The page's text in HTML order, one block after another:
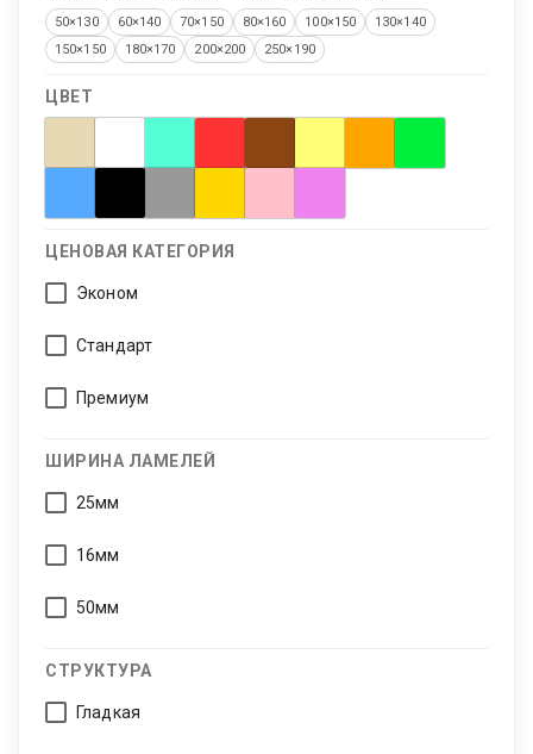
50×130
60×140 70×150 80×160 100×150
130×140
150×150
180×170 200×200 250×190
ЦВЕТ
ЦЕНОВАЯ КАТЕГОРИЯ
Эконом
Стандарт
Премиум
ШИРИНА ЛАМЕЛЕЙ
25мм
16мм
50мм
СТРУКТУРА
Гладкая